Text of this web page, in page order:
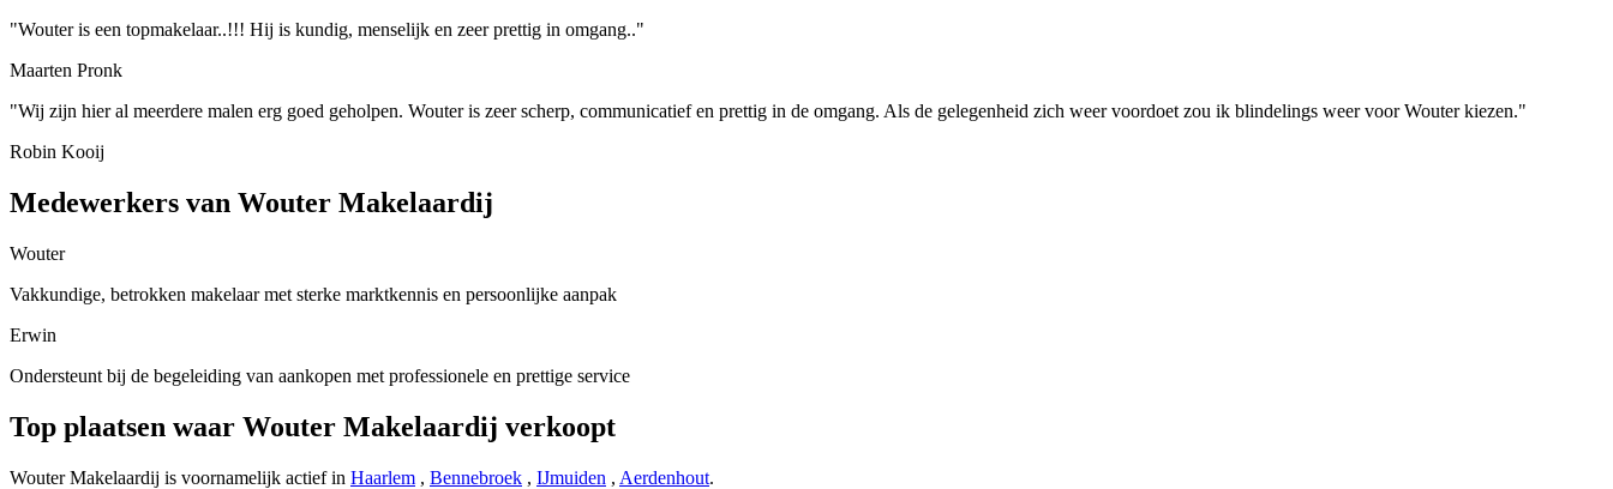
"Wouter is een topmakelaar..!!! Hij is kundig, menselijk en zeer prettig in omgang.."
Maarten Pronk
"Wij zijn hier al meerdere malen erg goed geholpen. Wouter is zeer scherp, communicatief en prettig in de omgang. Als de gelegenheid zich weer voordoet zou ik blindelings weer voor Wouter kiezen."
Robin Kooij
Medewerkers van Wouter Makelaardij
Wouter
Vakkundige, betrokken makelaar met sterke marktkennis en persoonlijke aanpak
Erwin
Ondersteunt bij de begeleiding van aankopen met professionele en prettige service
Top plaatsen waar Wouter Makelaardij verkoopt
Wouter Makelaardij is voornamelijk actief in Haarlem , Bennebroek , IJmuiden , Aerdenhout.